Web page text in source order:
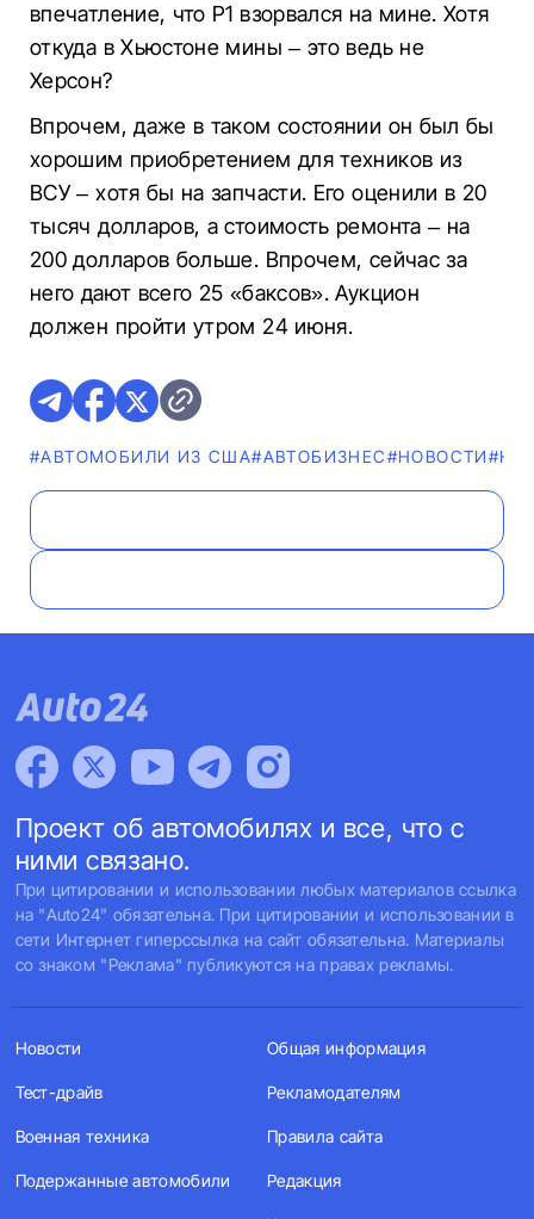
впечатление, что Р1 взорвался на мине. Хотя
откуда в Хьюстоне мины – это ведь не
Херсон?
Впрочем, даже в таком состоянии он был бы
хорошим приобретением для техников из
ВСУ – хотя бы на запчасти. Его оценили в 20
тысяч долларов, а стоимость ремонта – на
200 долларов больше. Впрочем, сейчас за
него дают всего 25 «баксов». Аукцион
должен пройти утром 24 июня.
#АВТОМОБИЛИ ИЗ США#AВТОБИЗНЕС#НОВОСТИ#H1
Проект об автомобилях и все, что с
ними связано.
При цитировании и использовании любых материалов ссылка
на "Auto24" обязательна. При цитировании и использовании в
сети Интернет гиперссылка на сайт обязательна. Материалы
со знаком "Реклама" публикуются на правах рекламы.
Новости
Тест-драйв
Военная техника
Подержанные автомобили
Общая информация
Рекламодателям
Правила сайта
Редакция